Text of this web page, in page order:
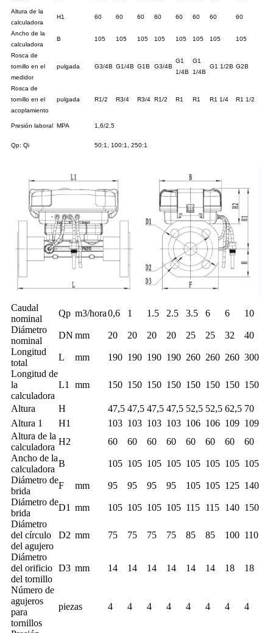
Altura de la
calculadora
H1 60 60 60 60 60 60 60 60
Ancho de la
calculadora
B 105 105 105 105 105 105 105 105
Rosca de
tornillo en el
medidor
pulgada G3/4B G1/4B G1B G3/4B
G1
1/4B
G1
1/4B
G1 1/2B G2B
Rosca de
tornillo en el
acoplamiento
pulgada R1/2 R3/4 R3/4 R1/2 R1 R1 R1 1/4 R1 1/2
Presión laboral MPA 1,6/2,5
Qp: Qi 50:1, 100:1, 250:1
Caudal
nominal
Qp m3/hora0,6 1 1.5 2.5 3.5 6 6
10
Diámetro
nominal
DN mm 20 20 20 20 25 25 32
40
Longitud
total
L mm 190 190 190 190 260 260 260 300
Longitud de
la
calculadora
L1 mm 150 150 150 150 150 150 150 150
Altura H 47,5 47,5 47,5 47,5 52,5 52,5 62,5 70
Altura 1
H1 103 103 103 103 106 106 109 109
Altura de la
calculadora
H2 60 60 60 60 60 60 60
60
Ancho de la
calculadora
B 105 105 105 105 105 105 105 105
Diámetro de
brida
F mm 95 95 95 95 105 105 125 140
Diámetro de
brida
D1 mm 105 105 105 105 115 115 140 150
Diámetro
del círculo
del agujero
D2 mm 75 75 75 75 85 85 100 110
Diámetro
del orificio
del tornillo
D3 mm 14 14 14 14 14 14 18 18
Número de
agujeros
para
tornillos
piezas 4 4 4 4 4 4 4 4